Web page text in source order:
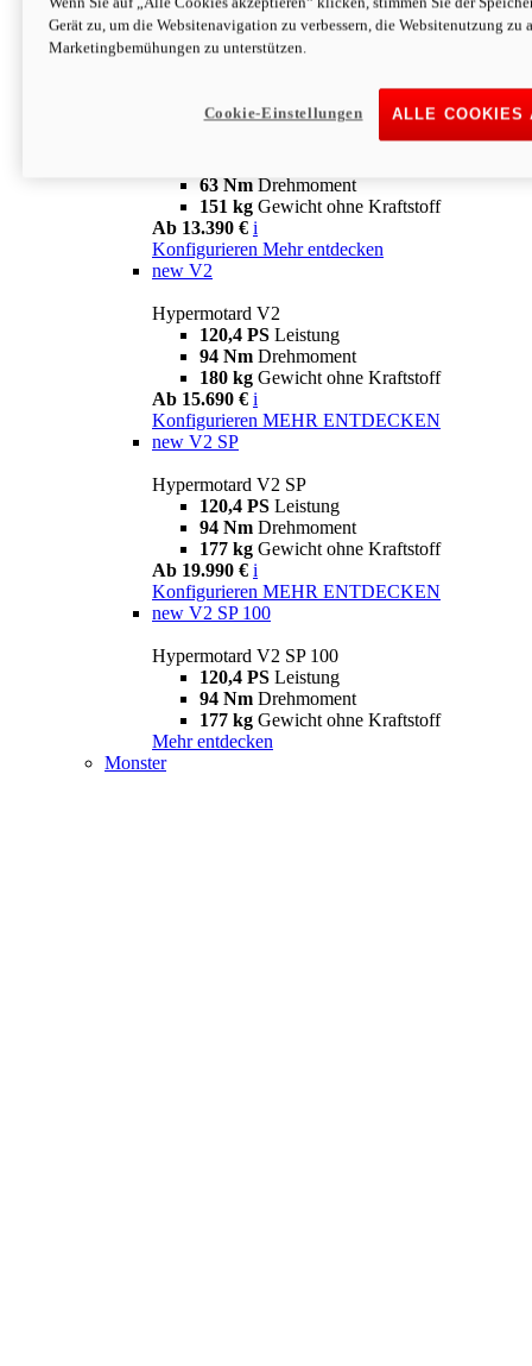
63 NmDrehmoment
151 kgGewicht ohne Kraftstoff
Ab 13.890 € i
63 Nm Drehmoment
151 kg Gewicht ohne Kraftstoff
Ab 13.390 € i
Konfigurieren Mehr entdecken
new V2
Hypermotard V2
120,4 PS Leistung
94 Nm Drehmoment
180 kg Gewicht ohne Kraftstoff
Ab 15.690 € i
Konfigurieren MEHR ENTDECKEN
new V2 SP
Hypermotard V2 SP
120,4 PS Leistung
94 Nm Drehmoment
177 kg Gewicht ohne Kraftstoff
Ab 19.990 € i
Konfigurieren MEHR ENTDECKEN
new V2 SP 100
Hypermotard V2 SP 100
120,4 PS Leistung
94 Nm Drehmoment
177 kg Gewicht ohne Kraftstoff
Mehr entdecken
Monster
Gerät zu, um die Websitenavigation zu verbessern, die Websitenutzung zu
Marketingbemühungen zu unterstützen.
ALLE COOKIES
Cookie-Einstellungen